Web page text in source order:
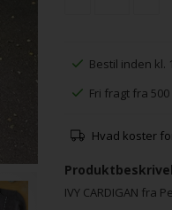
Bestil inden kl.
Fri fragt fra 500
Hvad koster
IVY CARDIGAN fra